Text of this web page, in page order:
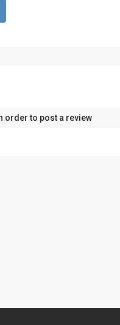
order to post a review